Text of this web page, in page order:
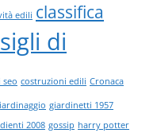
edili classifica
di
seo costruzioni edili Cronaca
giardinetti 1957
2008 gossip harry potter